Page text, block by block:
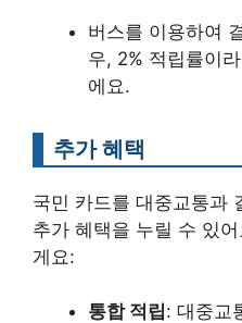
버스를 이용하여
우, 2% 적립률이
에요.
추가 혜택
국민 카드를 대중교통과
추가 혜택을 누릴 수 있
게요:
통합 적립: 대중교